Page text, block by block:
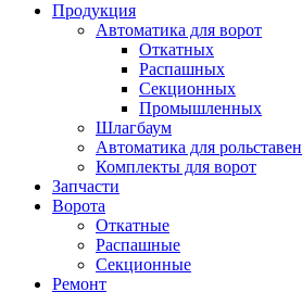
Продукция
Автоматика для ворот
Откатных
Распашных
Секционных
Промышленных
Шлагбаум
Автоматика для рольставен
Комплекты для ворот
Запчасти
Ворота
Откатные
Распашные
Секционные
Ремонт